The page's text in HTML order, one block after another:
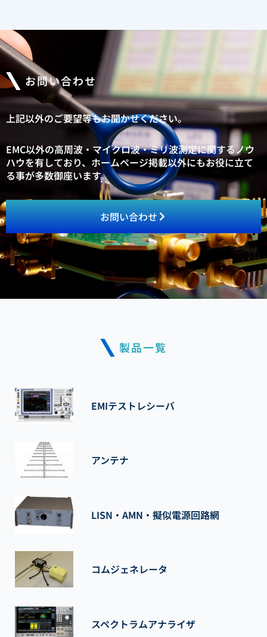
お問い合わせ
上記以外のご要望等もお聞かせください。
EMC以外の高周波・マイクロ波・ミリ波測定に関するノウ
ハウを有しており、 ホームページ掲載以外にもお役に立て
る事が多数御座います。
お問い合わせ
製品一覧
EMIテストレシーバ
アンテナ
LISN・AMN・擬似電源回路網
コムジェネレータ
スペクトラムアナライザ